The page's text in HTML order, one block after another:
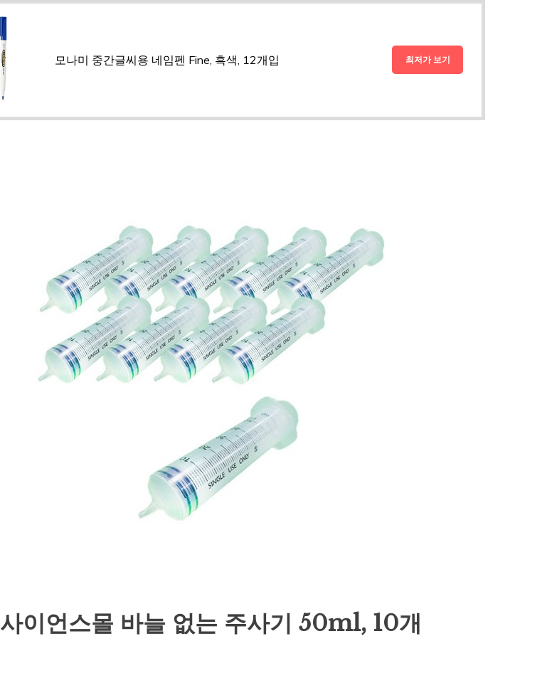
모나미 중간글씨용 네임펜 Fine, 흑색, 12개입 최저가 보기
사이언스몰 바늘 없는 주사기 50ml, 10개